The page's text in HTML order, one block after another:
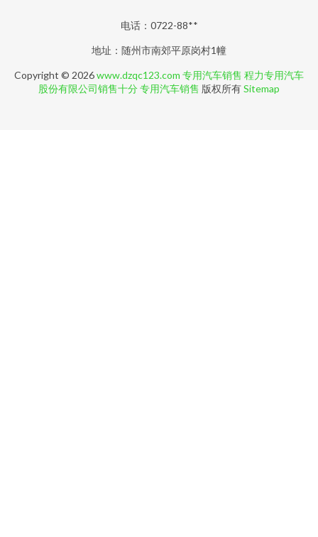
电话：0722-88**
地址：随州市南郊平原岗村1幢
Copyright © 2026www.dzqc123.com 专用汽车销售 程力专用汽车
股份有限公司销售十分专用汽车销售 版权所有Sitemap